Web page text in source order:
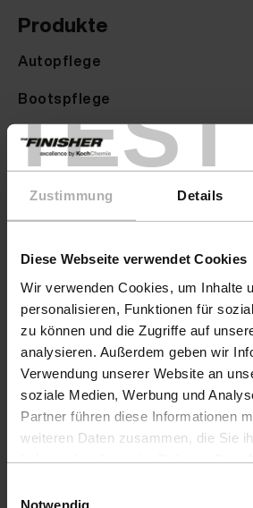
TEST
Zustimmung Details
Diese Webseite verwendet Cookies
Wir verwenden Cookies, um Inhalte
personalisieren, Funktionen für
zu können und die Zugriffe auf
analysieren. Außerdem geben wir
Verwendung unserer Website an
soziale Medien, Werbung und
Partner führen diese Informationen
weiteren Daten zusammen, die Sie
Einstellungen zu den Cookies finden
Notwendig
Produkte
Autopflege
Bootspflege
COLOURLOCK Lederpflege
Zubehör
Farbkarte anfordern
Service
Hilfe & FAQ
Versandoptionen